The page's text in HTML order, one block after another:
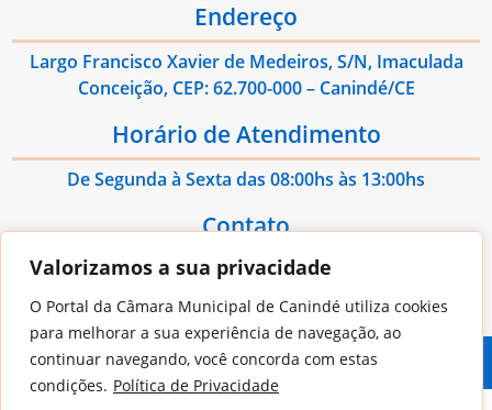
Valorizamos a sua privacidade
O Portal da Câmara Municipal de Canindé utiliza cookies
para melhorar a sua experiência de navegação, ao
continuar navegando, você concorda com estas
condições. Política de Privacidade
Endereço
Largo Francisco Xavier de Medeiros, S/N, Imaculada
Conceição, CEP: 62.700-000 – Canindé/CE
Horário de Atendimento
De Segunda à Sexta das 08:00hs às 13:00hs
Contato
E-mail: administrativo@cmcaninde.ce.gov.br
© 2026Jooi- Todos os Direitos Reservados